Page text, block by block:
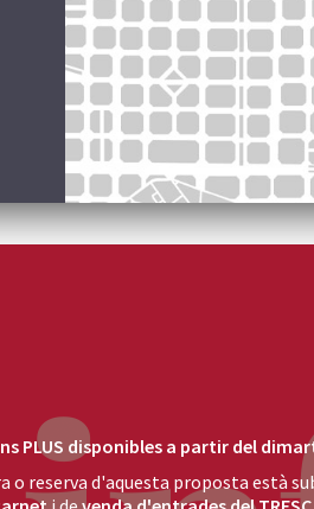
PLUS disponibles a partir del
o reserva d'aquesta proposta està